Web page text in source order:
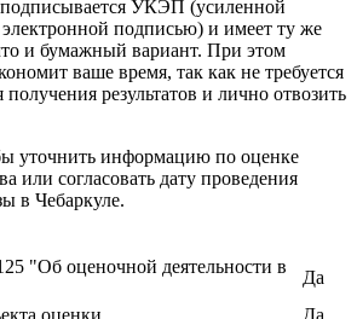
УКЭП (усиленной
подписью) и имеет ту же
и бумажный вариант. При этом
ваше время, так как не требуется
результатов и лично отвозить
уточнить информацию по оценке
или согласовать дату проведения
в Чебаркуле.
"Об оценочной деятельности в
Да